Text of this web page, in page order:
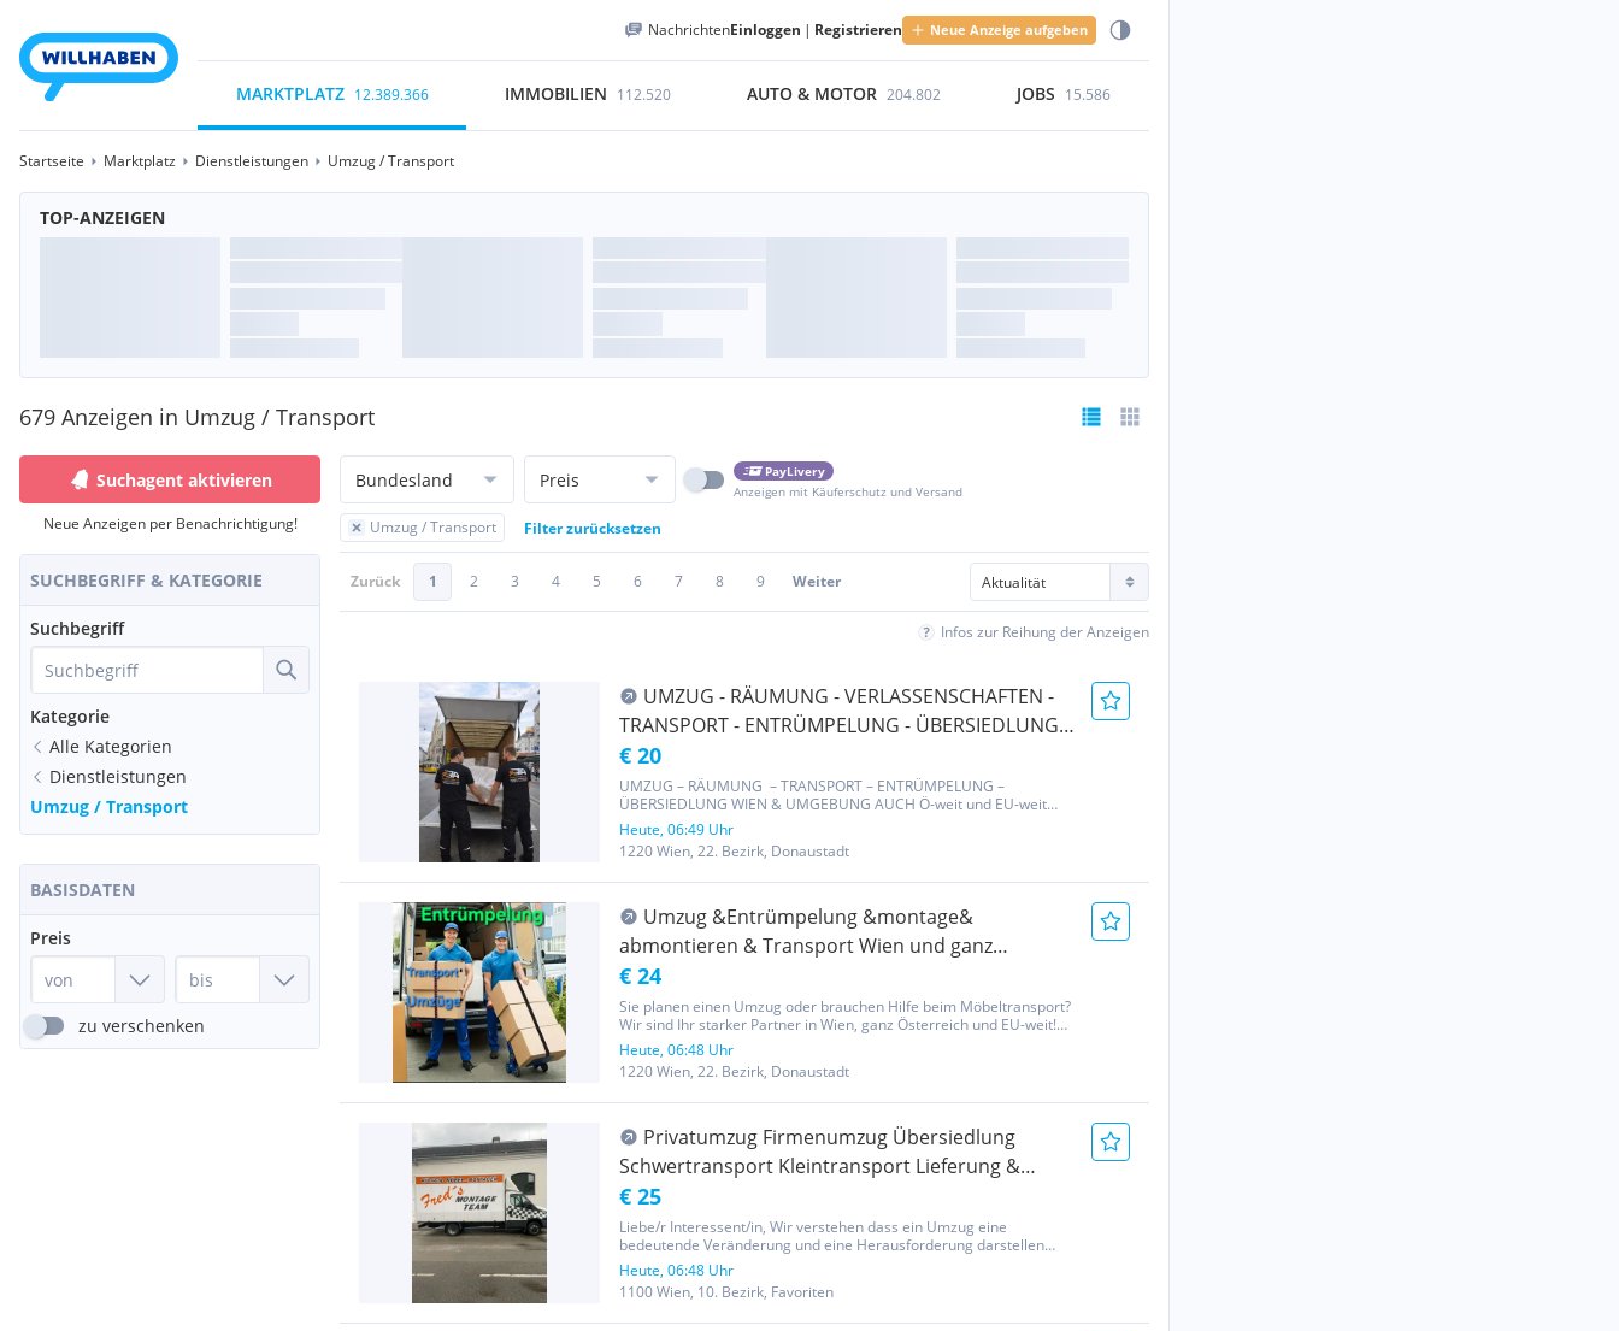
NachrichtenEinloggen | Registrieren Neue Anzeige aufgeben
MARKTPLATZ 12.389.366 IMMOBILIEN 112.520 AUTO & MOTOR 204.802 JOBS 15.586
Startseite Marktplatz Dienstleistungen Umzug / Transport
TOP-ANZEIGEN
679 Anzeigen in Umzug / Transport
Suchagent aktivieren
Neue Anzeigen per Benachrichtigung!
SUCHBEGRIFF & KATEGORIE
Suchbegriff
Kategorie
Alle Kategorien
Dienstleistungen
Umzug / Transport
BASISDATEN
Preis
zu verschenken
Bundesland Preis
PayLivery
Anzeigen mit Käuferschutz und Versand
Umzug / Transport Filter zurücksetzen
Zurück 1 2 3 4 5 6 7 8 9 Weiter
Infos zur Reihung der Anzeigen
UMZUG - RÄUMUNG - VERLASSENSCHAFTEN -
TRANSPORT - ENTRÜMPELUNG - ÜBERSIEDLUNG
WIEN & UMGEBUNG AUCH Ö-weit und EU-weit
€ 20
UMZUG – RÄUMUNG – TRANSPORT – ENTRÜMPELUNG –
ÜBERSIEDLUNG WIEN & UMGEBUNG AUCH Ö-weit und EU-weit
Schnell & zuverlässig Kurzfristige Termine möglich Faire Preise –
keine versteckten Kosten! Auch Wochenende möglich Unsere
Leistungen: ● Räumungen/...
Heute, 06:49 Uhr
1220 Wien, 22. Bezirk, Donaustadt
Umzug &Entrümpelung &montage&
abmontieren & Transport Wien und ganz
Österreich- Umzug
€ 24
Sie planen einen Umzug oder brauchen Hilfe beim Möbeltransport?
Wir sind Ihr starker Partner in Wien, ganz Österreich und EU-weit!
Kontakt: 0.6.70.60.86.238 Schnell – Flexibel – Günstig! Unsere
Leistungen: Umzüge für Privat & Gewerbe Möbeltransporte...
Heute, 06:48 Uhr
1220 Wien, 22. Bezirk, Donaustadt
Privatumzug Firmenumzug Übersiedlung
Schwertransport Kleintransport Lieferung &
Lieferservice Möbeltransport Übersiedlung
€ 25
Liebe/r Interessent/in, Wir verstehen dass ein Umzug eine
bedeutende Veränderung und eine Herausforderung darstellen
kann. Deshalb sind wir hier, um Ihnen zu versichern, dass Ihr
bevorstehender Umzug in sicheren Händen liegt. Unsere
engagierten Teams...
Heute, 06:48 Uhr
1100 Wien, 10. Bezirk, Favoriten